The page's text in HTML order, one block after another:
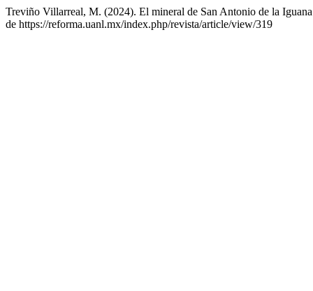
Treviño Villarreal, M. (2024). El mineral de San Antonio de la
de https://reforma.uanl.mx/index.php/revista/article/view/319